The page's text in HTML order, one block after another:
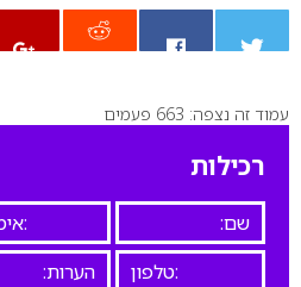
0
עמוד זה נצפה: 663 פעמים
רכילות